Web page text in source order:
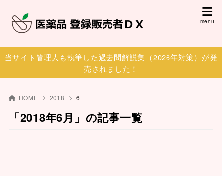
当サイト管理人も執筆した過去問解説集（2026年対策）が発
売されました！
HOME 2018 6
「2018年6月」の記事一覧